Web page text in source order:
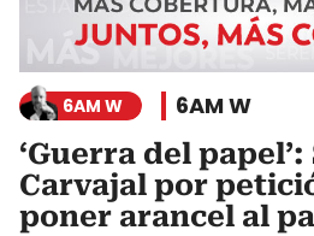
6AM W 6AM W
‘Guerra del
Carvajal por
poner arancel al